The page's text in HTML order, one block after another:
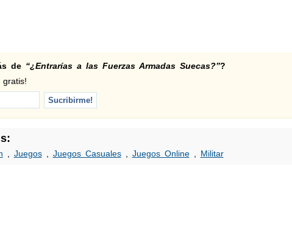
de “¿Entrarías a las Fuerzas Armadas Suecas?”?
Juegos, Juegos Casuales, Juegos Online, Militar